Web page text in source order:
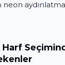
neon
Harf